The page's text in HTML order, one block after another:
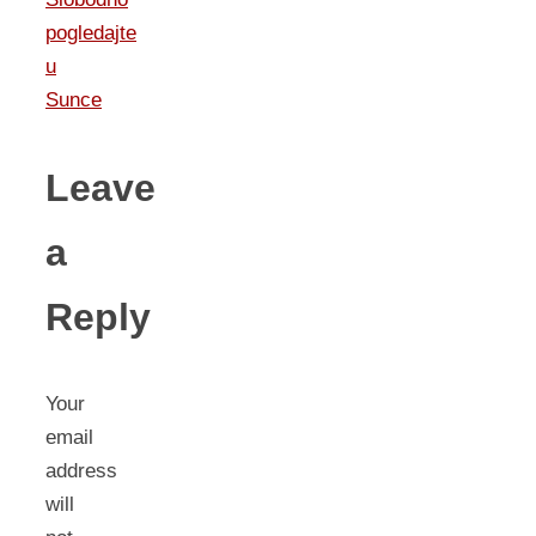
pogledajte
u
Sunce
Leave
a
Reply
Your
email
address
will